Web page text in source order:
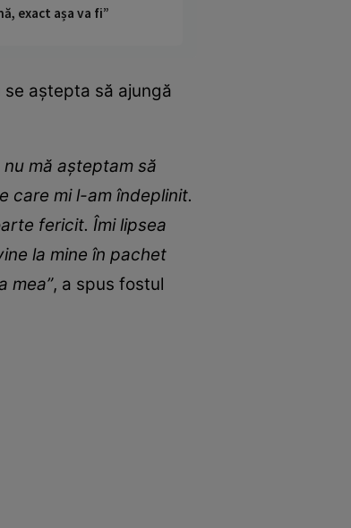
exact așa va fi”
aștepta să ajungă
mă așteptam să
care mi l-am îndeplinit.
fericit. Îmi lipsea
la mine în pachet
mea”, a spus fostul